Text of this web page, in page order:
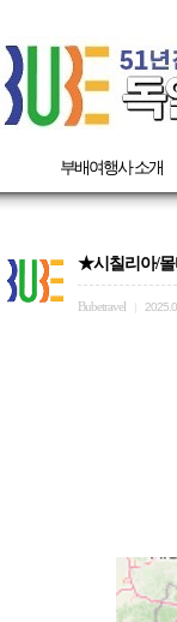
부배여행사 소개
★시칠리아/몰
Bubetravel